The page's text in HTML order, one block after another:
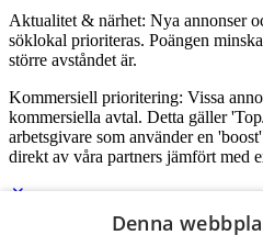
Aktualitet & närhet: Nya annonser
söklokal prioriteras. Poängen
större avståndet är.
Kommersiell prioritering: Vissa
kommersiella avtal. Detta gäller
arbetsgivare som använder en
direkt av våra partners jämfört med
Denna